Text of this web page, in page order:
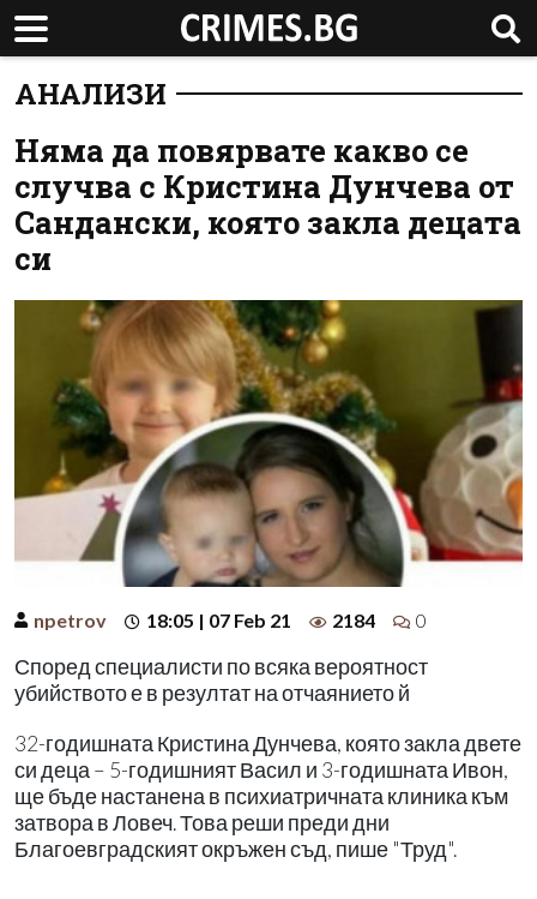
АНАЛИЗИ
Няма да повярвате какво се
случва с Кристина Дунчева от
Сандански, която закла децата
си
npetrov 18:05 | 07 Feb 21 2184 0
Според специалисти по всяка вероятност
убийството е в резултат на отчаянието й
32-годишната Кристина Дунчева, която закла двете
си деца – 5-годишният Васил и 3-годишната Ивон,
ще бъде настанена в психиатричната клиника към
затвора в Ловеч. Това реши преди дни
Благоевградският окръжен съд, пише "Труд".